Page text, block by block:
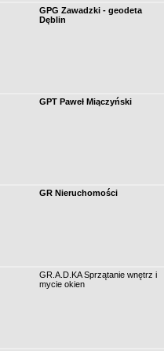
GPG Zawadzki - geodeta
Dęblin
GPT Paweł Miączyński
GR Nieruchomości
GR.A.D.KA Sprzątanie wnętrz i
mycie okien